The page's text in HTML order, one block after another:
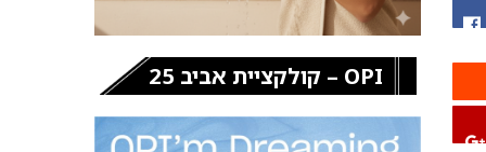
OPI – קולקציית אביב 25